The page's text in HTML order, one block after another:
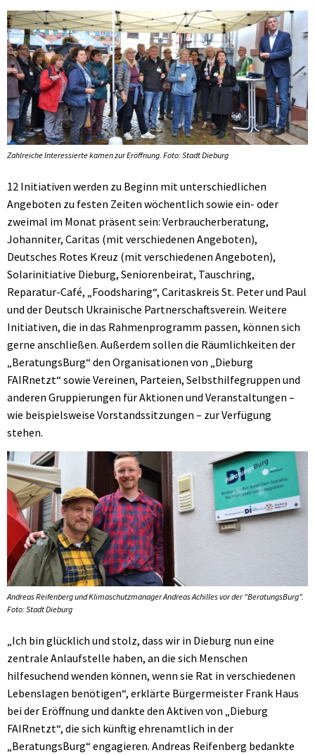
Zahlreiche Interessierte kamen zur Eröffnung. Foto: Stadt Dieburg
12 Initiativen werden zu Beginn mit unterschiedlichen
Angeboten zu festen Zeiten wöchentlich sowie ein- oder
zweimal im Monat präsent sein: Verbraucherberatung,
Johanniter, Caritas (mit verschiedenen Angeboten),
Deutsches Rotes Kreuz (mit verschiedenen Angeboten),
Solarinitiative Dieburg, Seniorenbeirat, Tauschring,
Reparatur-Café, „Foodsharing“, Caritaskreis St. Peter und Paul
und der Deutsch Ukrainische Partnerschaftsverein. Weitere
Initiativen, die in das Rahmenprogramm passen, können sich
gerne anschließen. Außerdem sollen die Räumlichkeiten der
„BeratungsBurg“ den Organisationen von „Dieburg
FAIRnetzt“ sowie Vereinen, Parteien, Selbsthilfegruppen und
anderen Gruppierungen für Aktionen und Veranstaltungen –
wie beispielsweise Vorstandssitzungen – zur Verfügung
stehen.
Andreas Reifenberg und Klimaschutzmanager Andreas Achilles vor der "BeratungsBurg".
Foto: Stadt Dieburg
„Ich bin glücklich und stolz, dass wir in Dieburg nun eine
zentrale Anlaufstelle haben, an die sich Menschen
hilfesuchend wenden können, wenn sie Rat in verschiedenen
Lebenslagen benötigen“, erklärte Bürgermeister Frank Haus
bei der Eröffnung und dankte den Aktiven von „Dieburg
FAIRnetzt“, die sich künftig ehrenamtlich in der
„BeratungsBurg“ engagieren. Andreas Reifenberg bedankte